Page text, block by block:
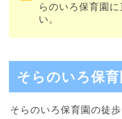
らのいろ保育園
い。
そらのいろ保
そらのいろ保育園の徒